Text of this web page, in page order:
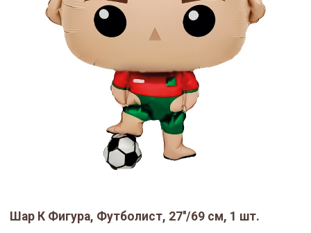
Шар К Фигура, Футболист, 27''/69 см, 1 шт.